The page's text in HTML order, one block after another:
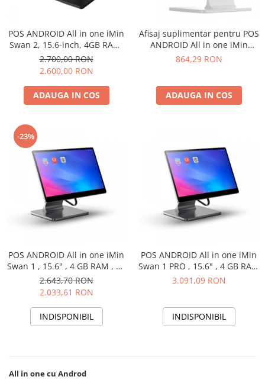
POS ANDROID All in one iMin
Swan 2, 15.6-inch, 4GB RAM,
64GB ROM, Android 13
2.700,00 RON
2.600,00 RON
ADAUGA IN COS
Afisaj suplimentar pentru POS
ANDROID All in one iMin
Swan 1
864,29 RON
ADAUGA IN COS
-23%
POS ANDROID All in one iMin
Swan 1 , 15.6" , 4 GB RAM , 32
GB ROM, WIFI, Bluetooth
2.643,70 RON
2.033,61 RON
INDISPONIBIL
POS ANDROID All in one iMin
Swan 1 PRO , 15.6" , 4 GB RAM
, 64 GB ROM, WIFI, Bluetooth
3.091,09 RON
INDISPONIBIL
All in one cu Androd